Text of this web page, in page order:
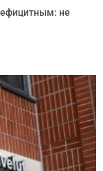
не